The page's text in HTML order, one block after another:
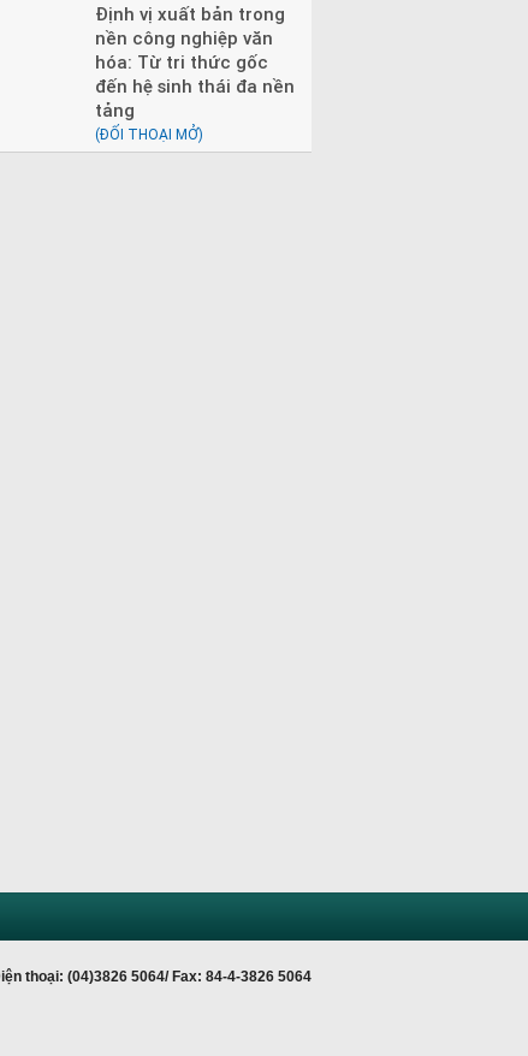
Định vị xuất bản trong
nền công nghiệp văn
hóa: Từ tri thức gốc
đến hệ sinh thái đa nền
tảng
(ĐỐI THOẠI MỞ)
thoại: (04)3826 5064/ Fax: 84-4-3826 5064